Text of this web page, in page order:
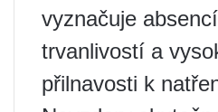
vyznačuje
trvanlivostí a
přilnavosti k